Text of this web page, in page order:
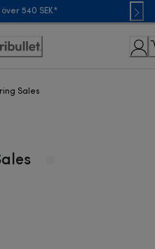
540 SEK*
Sales